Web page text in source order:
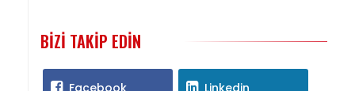
BIZI TAKIP EDIN
Facebook Linkedin